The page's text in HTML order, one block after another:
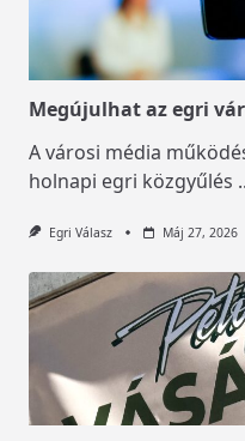
Megújulhat az egri
A városi média
holnapi egri közgyűlés
Egri Válasz Máj 27, 2026